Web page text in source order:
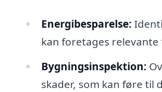
Energibesparelse:
kan foretages
Bygningsinspektion:
skader, som kan føre til